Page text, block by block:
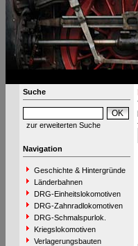
Suche
zur erweiterten Suche
Navigation
Geschichte & Hintergründe
Länderbahnen
DRG-Einheitslokomotiven
DRG-Zahnradlokomotiven
DRG-Schmalspurlok.
Kriegslokomotiven
Verlagerungsbauten